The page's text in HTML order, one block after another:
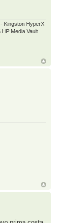
Kingston HyperX
Media Vault